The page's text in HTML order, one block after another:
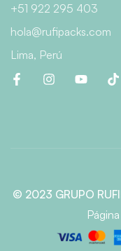
+51 922 295 403
hola@rufipacks.com
Lima, Perú
© 2023 GRUPO